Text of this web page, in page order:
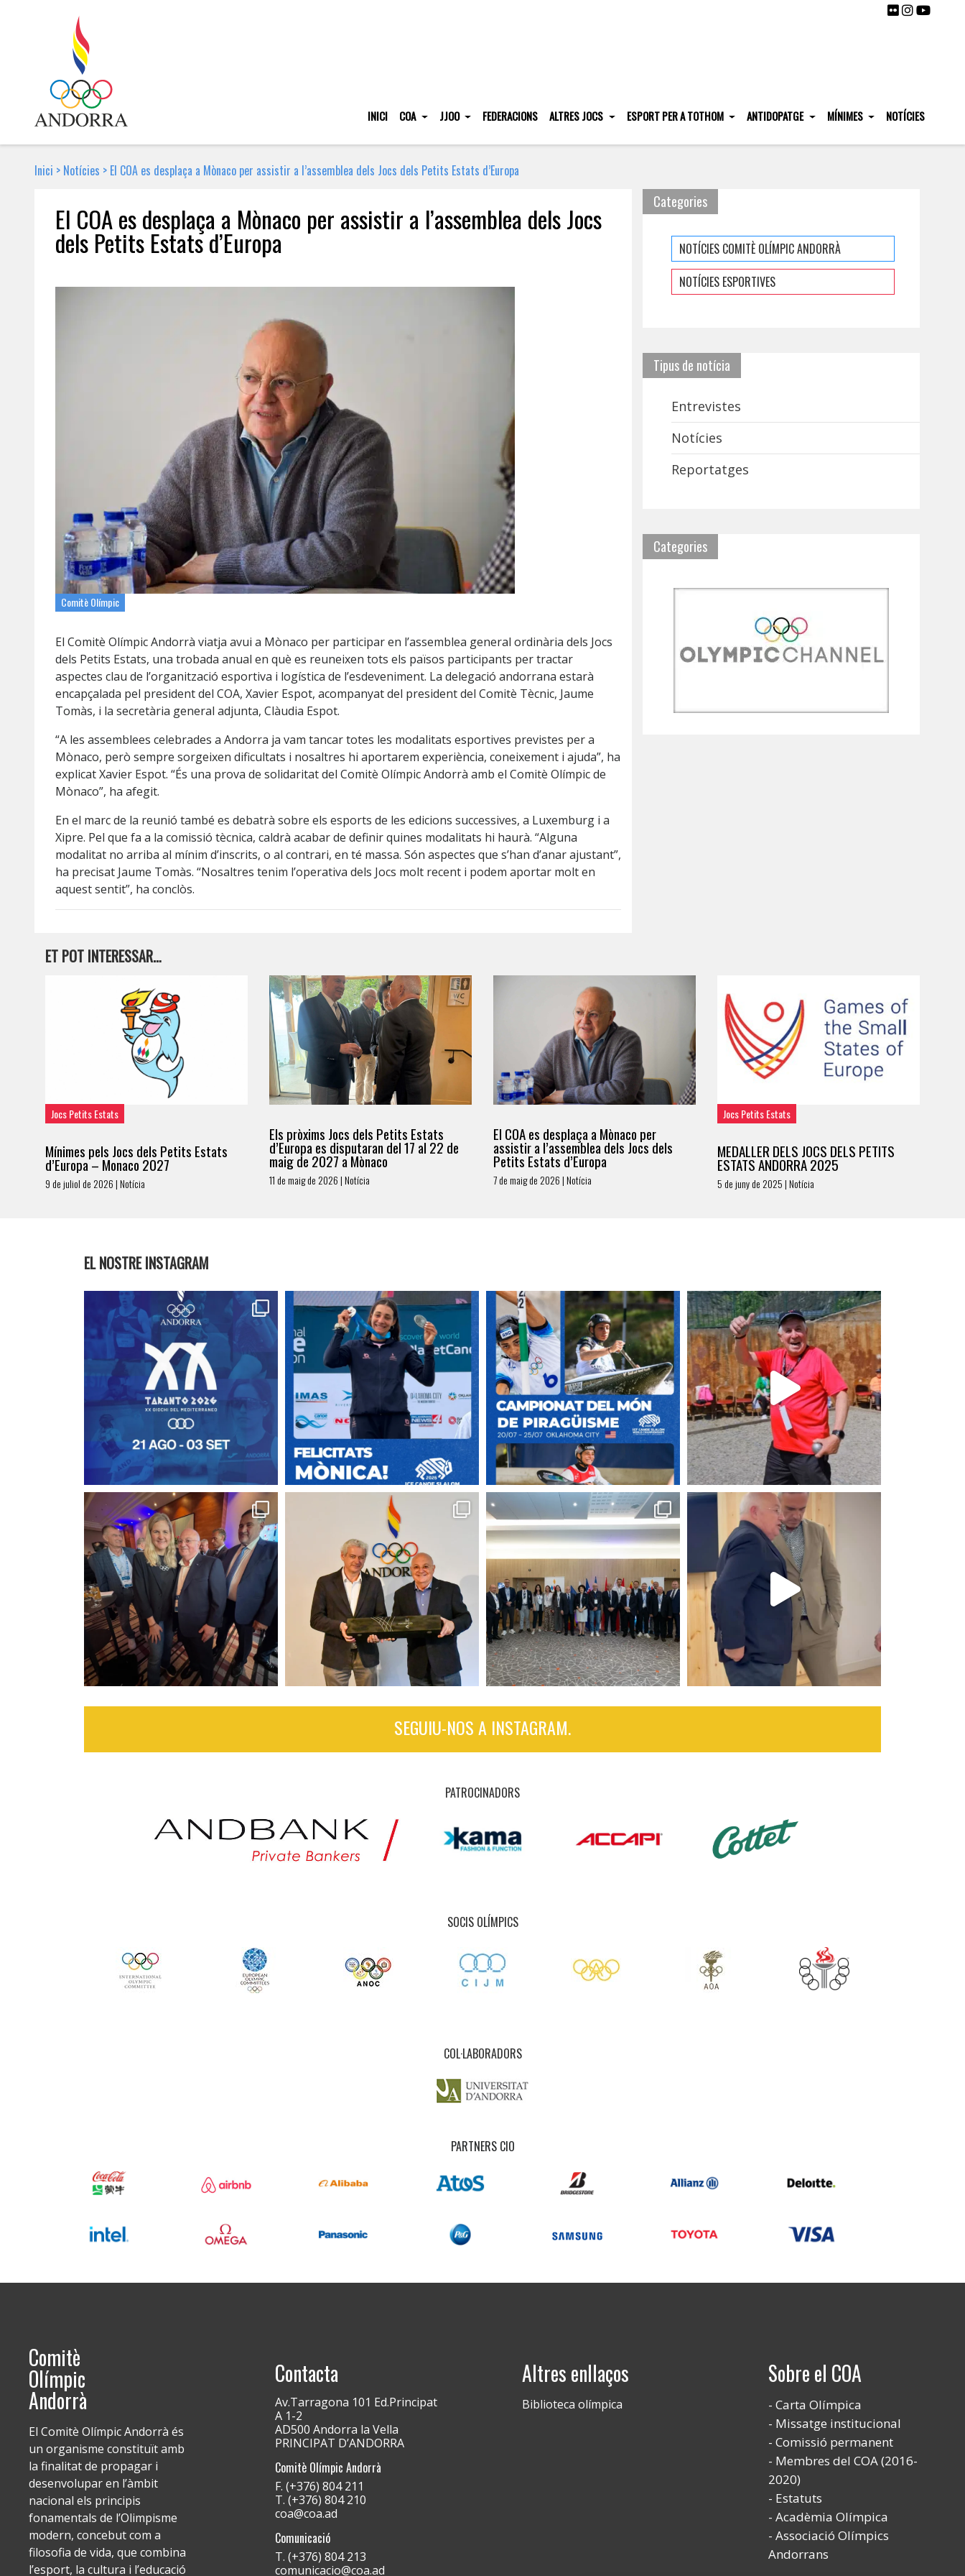
INICI COA JJOO FEDERACIONS ALTRES JOCS ESPORT PER A TOTHOM ANTIDOPATGE MÍNIMES NOTÍCIES
Inici > Notícies > El COA es desplaça a Mònaco per assistir a l’assemblea dels Jocs dels Petits Estats d’Europa
El COA es desplaça a Mònaco per assistir a l’assemblea dels Jocs
dels Petits Estats d’Europa
Comitè Olímpic
El Comitè Olímpic Andorrà viatja avui a Mònaco per participar en l’assemblea general ordinària dels Jocs
dels Petits Estats, una trobada anual en què es reuneixen tots els països participants per tractar
aspectes clau de l’organització esportiva i logística de l’esdeveniment. La delegació andorrana estarà
encapçalada pel president del COA, Xavier Espot, acompanyat del president del Comitè Tècnic, Jaume
Tomàs, i la secretària general adjunta, Clàudia Espot.
“A les assemblees celebrades a Andorra ja vam tancar totes les modalitats esportives previstes per a
Mònaco, però sempre sorgeixen dificultats i nosaltres hi aportarem experiència, coneixement i ajuda”, ha
explicat Xavier Espot. “És una prova de solidaritat del Comitè Olímpic Andorrà amb el Comitè Olímpic de
Mònaco”, ha afegit.
En el marc de la reunió també es debatrà sobre els esports de les edicions successives, a Luxemburg i a
Xipre. Pel que fa a la comissió tècnica, caldrà acabar de definir quines modalitats hi haurà. “Alguna
modalitat no arriba al mínim d’inscrits, o al contrari, en té massa. Són aspectes que s’han d’anar ajustant”,
ha precisat Jaume Tomàs. “Nosaltres tenim l’operativa dels Jocs molt recent i podem aportar molt en
aquest sentit”, ha conclòs.
Categories
NOTÍCIES COMITÈ OLÍMPIC ANDORRÀ
NOTÍCIES ESPORTIVES
Tipus de notícia
Entrevistes
Notícies
Reportatges
Categories
ET POT INTERESSAR…
Jocs Petits Estats
Mínimes pels Jocs dels Petits Estats
d’Europa – Monaco 2027
9 de juliol de 2026 | Notícia
Els pròxims Jocs dels Petits Estats
d’Europa es disputaran del 17 al 22 de
maig de 2027 a Mònaco
11 de maig de 2026 | Notícia
El COA es desplaça a Mònaco per
assistir a l’assemblea dels Jocs dels
Petits Estats d’Europa
7 de maig de 2026 | Notícia
Jocs Petits Estats
MEDALLER DELS JOCS DELS PETITS
ESTATS ANDORRA 2025
5 de juny de 2025 | Notícia
EL NOSTRE INSTAGRAM
SEGUIU-NOS A INSTAGRAM.
PATROCINADORS
SOCIS OLÍMPICS
COL·LABORADORS
PARTNERS CIO
Comitè
Olímpic
Andorrà
El Comitè Olímpic Andorrà és
un organisme constituït amb
la finalitat de propagar i
desenvolupar en l’àmbit
nacional els principis
fonamentals de l’Olimpisme
modern, concebut com a
filosofia de vida, que combina
l’esport, la cultura i l’educació
Contacta
Av.Tarragona 101 Ed.Principat
A 1-2
AD500 Andorra la Vella
PRINCIPAT D’ANDORRA
Comitè Olímpic Andorrà
F. (+376) 804 211
T. (+376) 804 210
coa@coa.ad
Comunicació
T. (+376) 804 213
comunicacio@coa.ad
Altres enllaços
Biblioteca olímpica
Sobre el COA
Carta Olímpica
Missatge institucional
Comissió permanent
Membres del COA (2016-
2020)
Estatuts
Acadèmia Olímpica
Associació Olímpics
Andorrans